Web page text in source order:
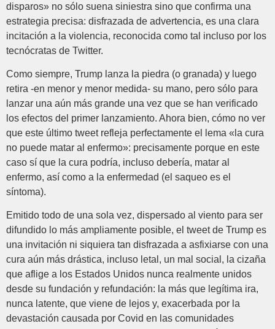
disparos» no sólo suena siniestra sino que confirma una
estrategia precisa: disfrazada de advertencia, es una clara
incitación a la violencia, reconocida como tal incluso por los
tecnócratas de Twitter.
Como siempre, Trump lanza la piedra (o granada) y luego
retira -en menor y menor medida- su mano, pero sólo para
lanzar una aún más grande una vez que se han verificado
los efectos del primer lanzamiento. Ahora bien, cómo no ver
que este último tweet refleja perfectamente el lema «la cura
no puede matar al enfermo»: precisamente porque en este
caso sí que la cura podría, incluso debería, matar al
enfermo, así como a la enfermedad (el saqueo es el
síntoma).
Emitido todo de una sola vez, dispersado al viento para ser
difundido lo más ampliamente posible, el tweet de Trump es
una invitación ni siquiera tan disfrazada a asfixiarse con una
cura aún más drástica, incluso letal, un mal social, la cizaña
que aflige a los Estados Unidos nunca realmente unidos
desde su fundación y refundación: la más que legítima ira,
nunca latente, que viene de lejos y, exacerbada por la
devastación causada por Covid en las comunidades